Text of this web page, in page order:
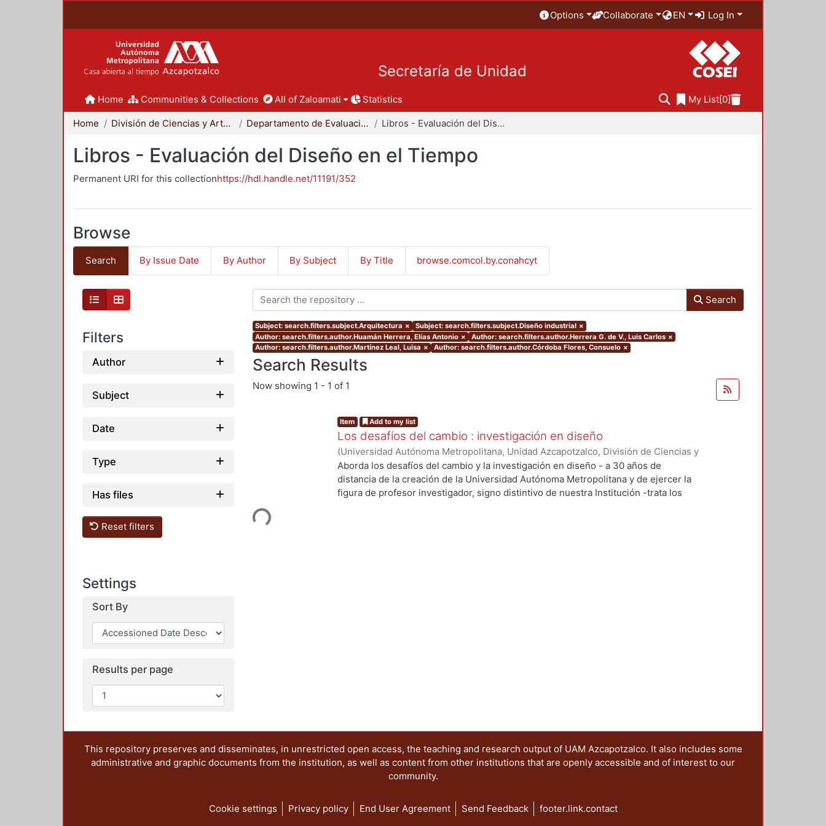
Options Collaborate EN Log In
Secretaría de Unidad
Home Communities & Collections All of Zaloamati Statistics My List[0]
Home División de Ciencias y Artes para el Diseño Departamento de Evaluación del Diseño en el Tiempo Libros - Evaluación del Diseño en el Tiempo
Libros - Evaluación del Diseño en el Tiempo
Permanent URI for this collectionhttps://hdl.handle.net/11191/352
Browse
Search By Issue Date By Author By Subject By Title browse.comcol.by.conahcyt
Filters
Author
Subject
Date
Type
Has files
Reset filters
Settings
Sort By
Results per page
Search
Subject: search.filters.subject.Arquitectura × Subject: search.filters.subject.Diseño industrial ×
Author: search.filters.author.Huamán Herrera, Elías Antonio × Author: search.filters.author.Herrera G. de V., Luis Carlos ×
Author: search.filters.author.Martínez Leal, Luisa × Author: search.filters.author.Córdoba Flores, Consuelo ×
Search Results
Now showing 1 - 1 of 1
Loading...
Item Add to my list
Los desafíos del cambio : investigación en diseño
(Universidad Autónoma Metropolitana, Unidad Azcapotzalco, División de Ciencias y
Artes para el Diseño, Departamento de Evaluación del Diseño en el Tiempo
12)Córdoba Flores, Consuelo;Huamán Herrera, Elías Antonio;Meléndez Crespo,
Ana;Morales Moreno, Jorge;Redondo Gómez, Maruja;Terrazas, Oscar;Herrera G.
Aborda los desafíos del cambio y la investigación en diseño - a 30 años de
distancia de la creación de la Universidad Autónoma Metropolitana y de ejercer la
figura de profesor investigador, signo distintivo de nuestra Institución -trata los
This repository preserves and disseminates, in unrestricted open access, the teaching and research output of UAM Azcapotzalco. It also includes some
administrative and graphic documents from the institution, as well as content from other institutions that are openly accessible and of interest to our
community.
Cookie settings Privacy policy End User Agreement Send Feedback footer.link.contact